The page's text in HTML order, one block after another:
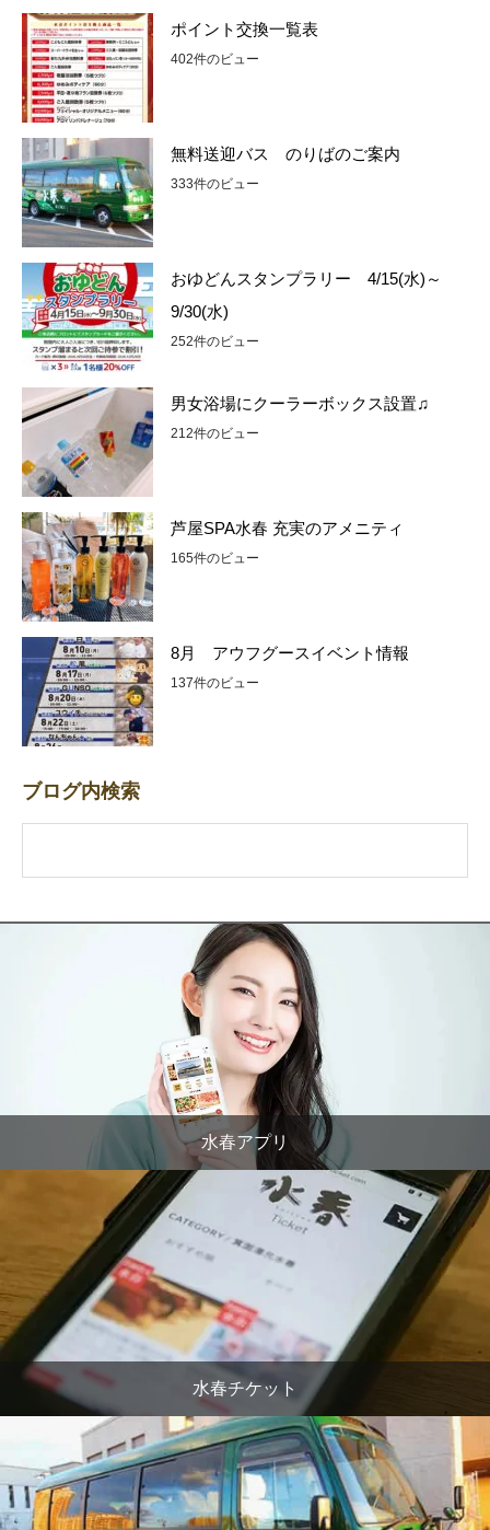
ポイント交換一覧表
402件のビュー
無料送迎バス のりばのご案内
333件のビュー
おゆどんスタンプラリー 4/15(水)～
9/30(水)
252件のビュー
男女浴場にクーラーボックス設置♫
212件のビュー
芦屋SPA水春 充実のアメニティ
165件のビュー
8月 アウフグースイベント情報
137件のビュー
ブログ内検索
水春アプリ
水春チケット